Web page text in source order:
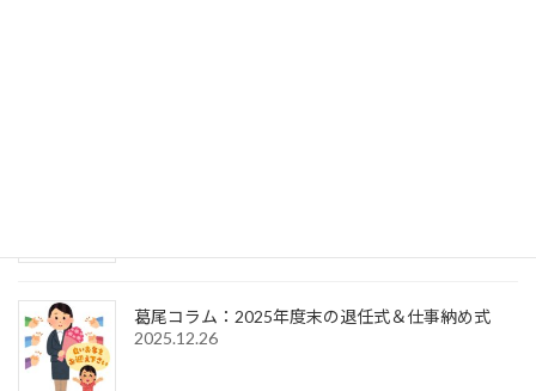
葛尾コラム：2025年度末の退任式＆仕事納め式
2025.12.26